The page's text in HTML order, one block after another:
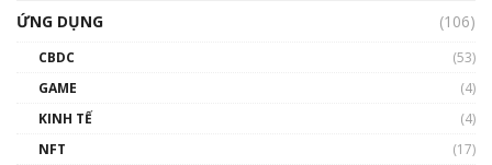
ỨNG DỤNG
(106)
CBDC
(53)
GAME
(4)
KINH TẾ
(4)
NFT
(17)